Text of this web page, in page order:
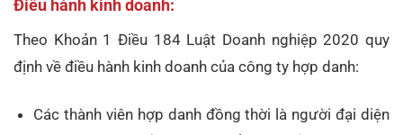
Điều hành kinh doanh:
Theo Khoản 1 Điều 184 Luật Doanh nghiệp 2020 quy
định về điều hành kinh doanh của công ty hợp danh:
Các thành viên hợp danh đồng thời là người đại diện